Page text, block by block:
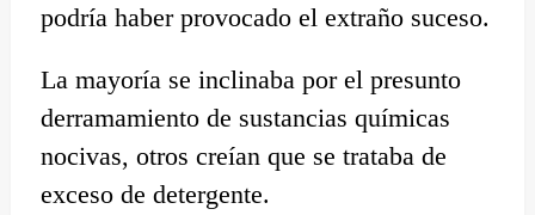
podría haber provocado el extraño suceso.
La mayoría se inclinaba por el presunto
derramamiento de sustancias químicas
nocivas, otros creían que se trataba de
exceso de detergente.